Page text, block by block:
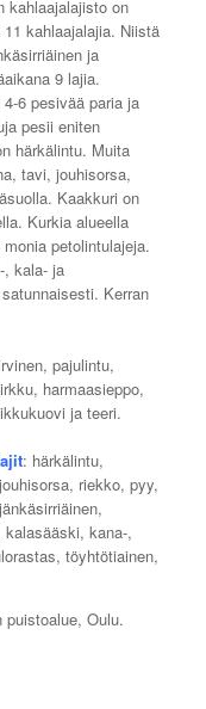
kahlaajalajisto on
kahlaajalajia. Niistä
ja
9 lajia.
6 pesivää paria ja
pesii eniten
härkälintu. Muita
tavi, jouhisorsa,
Kaakkuri on
Kurkia alueella
petolintulajeja.
, kala- ja
Kerran
pajulintu,
harmaasieppo,
ja teeri.
: härkälintu,
riekko, pyy,
kana-,
töyhtötiainen,
puistoalue, Oulu.